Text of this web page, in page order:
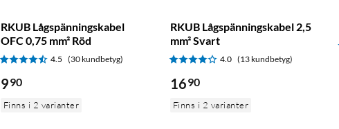
RKUB Lågspänningskabel
OFC 0,75 mm² Röd
4.5 (30 kundbetyg)
990
Finns i 2 varianter
RKUB Lågspänningskabel 2,5
mm² Svart
4.0 (13 kundbetyg)
1690
Finns i 2 varianter